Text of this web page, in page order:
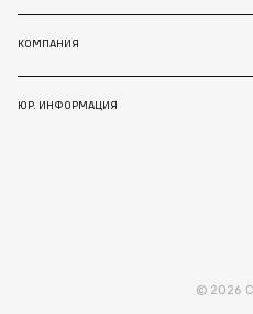
КОМПАНИЯ
ЮР. ИНФОРМАЦИЯ
© 2026